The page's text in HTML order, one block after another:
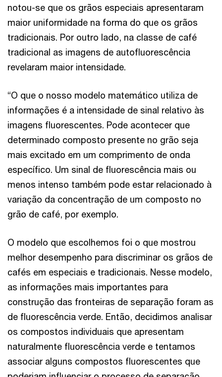
notou-se que os grãos especiais apresentaram
maior uniformidade na forma do que os grãos
tradicionais. Por outro lado, na classe de café
tradicional as imagens de autofluorescência
revelaram maior intensidade.
“O que o nosso modelo matemático utiliza de
informações é a intensidade de sinal relativo às
imagens fluorescentes. Pode acontecer que
determinado composto presente no grão seja
mais excitado em um comprimento de onda
específico. Um sinal de fluorescência mais ou
menos intenso também pode estar relacionado à
variação da concentração de um composto no
grão de café, por exemplo.
O modelo que escolhemos foi o que mostrou
melhor desempenho para discriminar os grãos de
cafés em especiais e tradicionais. Nesse modelo,
as informações mais importantes para
construção das fronteiras de separação foram as
de fluorescência verde. Então, decidimos analisar
os compostos individuais que apresentam
naturalmente fluorescência verde e tentamos
associar alguns compostos fluorescentes que